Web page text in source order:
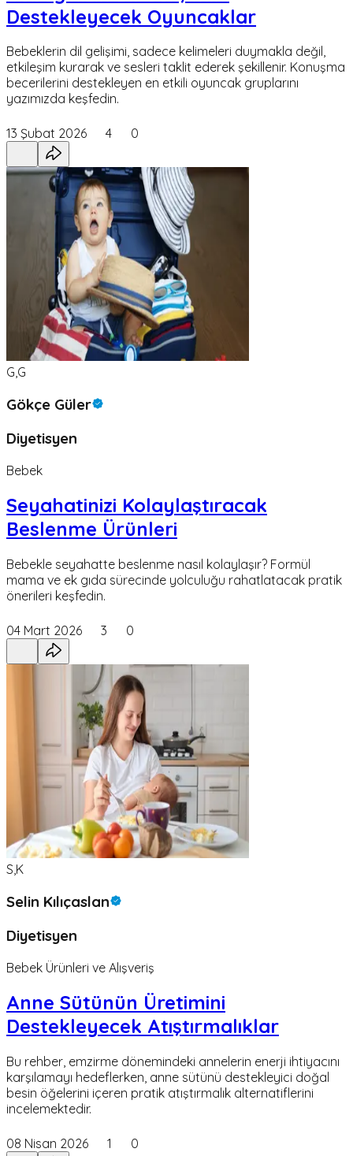
Destekleyecek Oyuncaklar
Bebeklerin dil gelişimi, sadece kelimeleri duymakla değil,
etkileşim kurarak ve sesleri taklit ederek şekillenir. Konuşma
becerilerini destekleyen en etkili oyuncak gruplarını
yazımızda keşfedin.
13 Şubat 2026 4 0
G,G
Gökçe Güler
Diyetisyen
Bebek
Seyahatinizi Kolaylaştıracak
Beslenme Ürünleri
Bebekle seyahatte beslenme nasıl kolaylaşır? Formül
mama ve ek gıda sürecinde yolculuğu rahatlatacak pratik
önerileri keşfedin.
04 Mart 2026 3 0
S,K
Selin Kılıçaslan
Diyetisyen
Bebek Ürünleri ve Alışveriş
Anne Sütünün Üretimini
Destekleyecek Atıştırmalıklar
Bu rehber, emzirme dönemindeki annelerin enerji ihtiyacını
karşılamayı hedeflerken, anne sütünü destekleyici doğal
besin öğelerini içeren pratik atıştırmalık alternatiflerini
incelemektedir.
08 Nisan 2026 1 0